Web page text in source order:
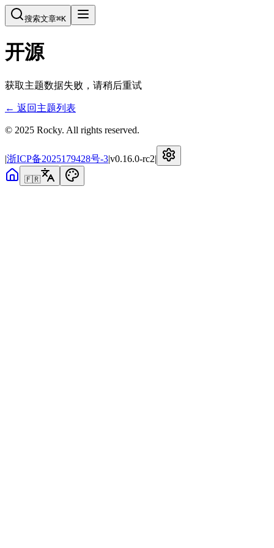
搜索文章⌘K
开源
获取主题数据失败，请稍后重试
← 返回主题列表
© 2025 Rocky. All rights reserved.
|浙ICP备2025179428号-3|v0.16.0-rc2|
🇫🇷